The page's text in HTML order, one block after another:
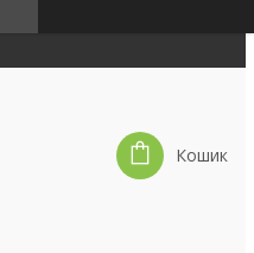
Кошик